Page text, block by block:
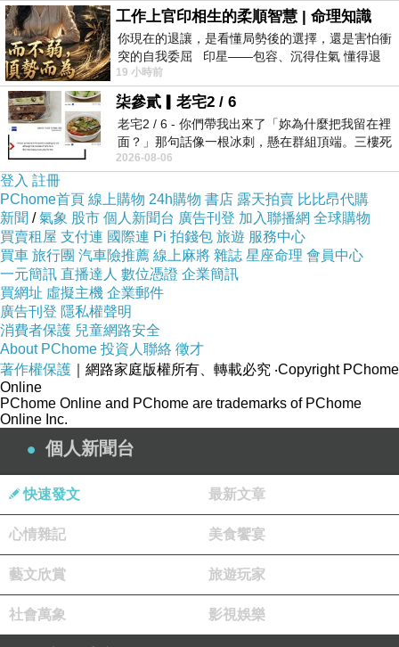
http://modcon.shop.mymall.com.tw/
摩肯生活館,摩肯電動料理刨切機,摩肯掌上型封口機,摩肯封口機,摩肯生活
與日本同步暢銷上市【日本DRETEC】安全警報吊
商品介绍
工作上官印相生的柔順智慧 | 命理知識
你現在的退讓，是看懂局勢後的選擇，還是害怕衝
突的自我委屈 印星——包容、沉得住氣 懂得退
一步觀察，不會
19 小時前
柒參貳▎老宅2 / 6
老宅2 / 6 - 你們帶我出來了「妳為什麼把我留在裡
面？」那句話像一根冰刺，懸在群組頂端。三樓死
死盯著照片裡的人。那個人確實站在
2026-08-06
登入 註冊
PChome首頁 線上購物 24h購物 書店 露天拍賣 比比昂代購
新聞 /氣象 股市 個人新聞台 廣告刊登 加入聯播網 全球購物
買賣租屋 支付連 國際連 Pi 拍錢包 旅遊 服務中心
買車 旅行團 汽車險推薦 線上麻將 雜誌 星座命理 會員中心
一元簡訊 直播達人 數位憑證 企業簡訊
買網址 虛擬主機 企業郵件
廣告刊登 隱私權聲明
消費者保護 兒童網路安全
About PChome 投資人聯絡 徵才
著作權保護 ｜網路家庭版權所有、轉載必究 ‧Copyright PChome
Online
PChome Online and PChome are trademarks of PChome
Online Inc.
個人新聞台
快速發文 最新文章
心情雜記 美食饗宴
藝文欣賞 旅遊玩家
社會萬象 影視娛樂